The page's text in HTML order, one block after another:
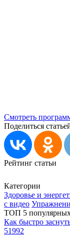
Смотреть
Поделиться
Рейтинг статьи
Категории
Здоровье и
с видео
ТОП 5 популярных
Как быстро
51992